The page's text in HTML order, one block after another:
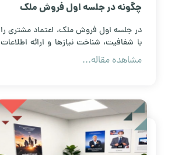
چگونه در جلسه اول فروش ملک
اعتماد سازی کنیم؟
در جلسه اول فروش ملک، اعتماد مشتری را
با شفافیت، شناخت نیازها و ارائه اطلاعات
دقیق بسازید و مسیر یک معامله موفق را
مشاهده مقاله...